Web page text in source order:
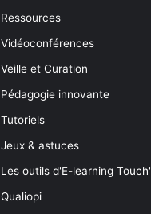
Ressources
Vidéoconférences
Veille et Curation
Pédagogie innovante
Tutoriels
Jeux & astuces
Les outils d'E-learning Touch'
Qualiopi